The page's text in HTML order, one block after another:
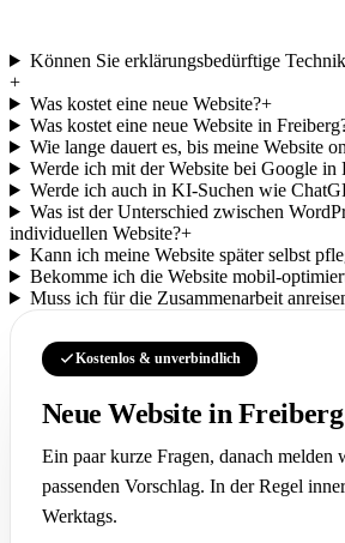
Können Sie erklärungsbedürftige
+
Was kostet eine neue Website?+
Was kostet eine neue Website in
Wie lange dauert es, bis meine Website
Werde ich mit der Website bei Google in
Werde ich auch in KI-Suchen wie
Was ist der Unterschied zwischen
individuellen Website?+
Kann ich meine Website später selbst
Bekomme ich die Website mobil-
Muss ich für die Zusammenarbeit
Kostenlos & unverbindlich
Neue Website in
Ein paar kurze Fragen, danach melden
passenden Vorschlag. In der Regel
Werktags.